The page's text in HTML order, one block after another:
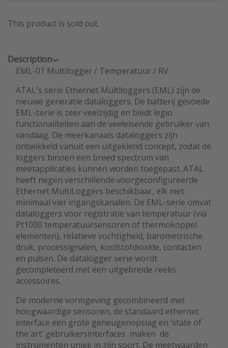
This product is sold out.
Description
EML-01 Multilogger / Temperatuur / RV
ATAL's serie Ethernet Multiloggers (EML) zijn de
nieuwe generatie dataloggers. De batterij gevoede
EML-serie is zeer veelzijdig en biedt legio
functionaliteiten aan de veeleisende gebruiker van
vandaag. De meerkanaals dataloggers zijn
ontwikkeld vanuit een uitgekiend concept, zodat de
loggers binnen een breed spectrum van
meetapplicaties kunnen worden toegepast. ATAL
heeft negen verschillende voorgeconfigureerde
Ethernet MultiLoggers beschikbaar, elk met
minimaal vier ingangskanalen. De EML-serie omvat
dataloggers voor registratie van temperatuur (via
Pt1000 temperatuursensoren of thermokoppel
elementen), relatieve vochtigheid, barometrische
druk, processignalen, koolstofdioxide, contacten
en pulsen. De datalogger serie wordt
gecompleteerd met een uitgebreide reeks
accessoires.
De moderne vormgeving gecombineerd met
hoogwaardige sensoren, de standaard ethernet
interface een grote geheugenopslag en ‘state of
the art’ gebruikersinterfaces maken de
instrumenten uniek in zijn soort. De meetwaarden